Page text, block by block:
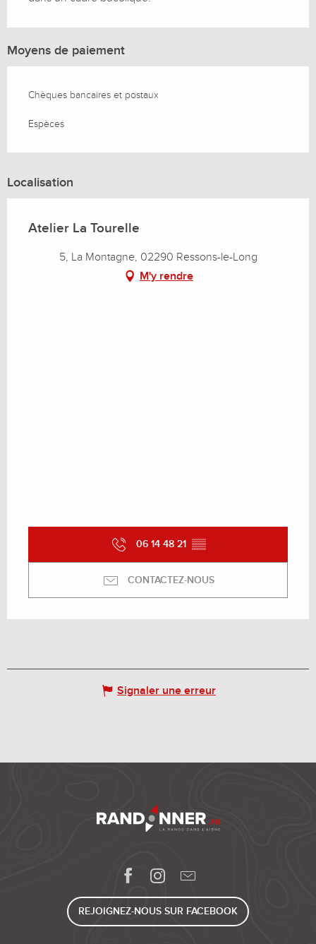
Moyens de paiement
Chèques bancaires et postaux
Espèces
Localisation
Atelier La Tourelle
5, La Montagne, 02290 Ressons-le-Long
M'y rendre
06 14 48 21 ▒▒
CONTACTEZ-NOUS
Signaler une erreur
REJOIGNEZ-NOUS SUR FACEBOOK